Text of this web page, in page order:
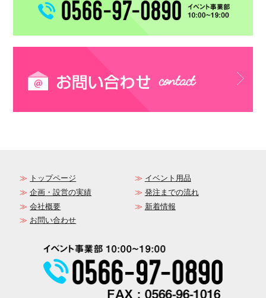
トップページ
イベント用品
企画・設営の実績
発注までの流れ
会社概要
新着情報
お問い合わせ